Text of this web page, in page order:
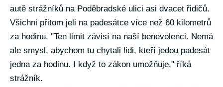
autě strážníků na Poděbradské ulici asi dvacet řidičů.
Všichni přitom jeli na padesátce více než 60 kilometrů
za hodinu. "Ten limit závisí na naší benevolenci. Nemá
ale smysl, abychom tu chytali lidi, kteří jedou padesát
jedna za hodinu. I když to zákon umožňuje," říká
strážník.